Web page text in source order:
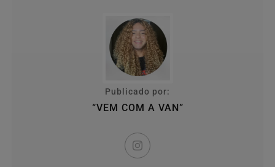
Publicado por:
“VEM COM A VAN”